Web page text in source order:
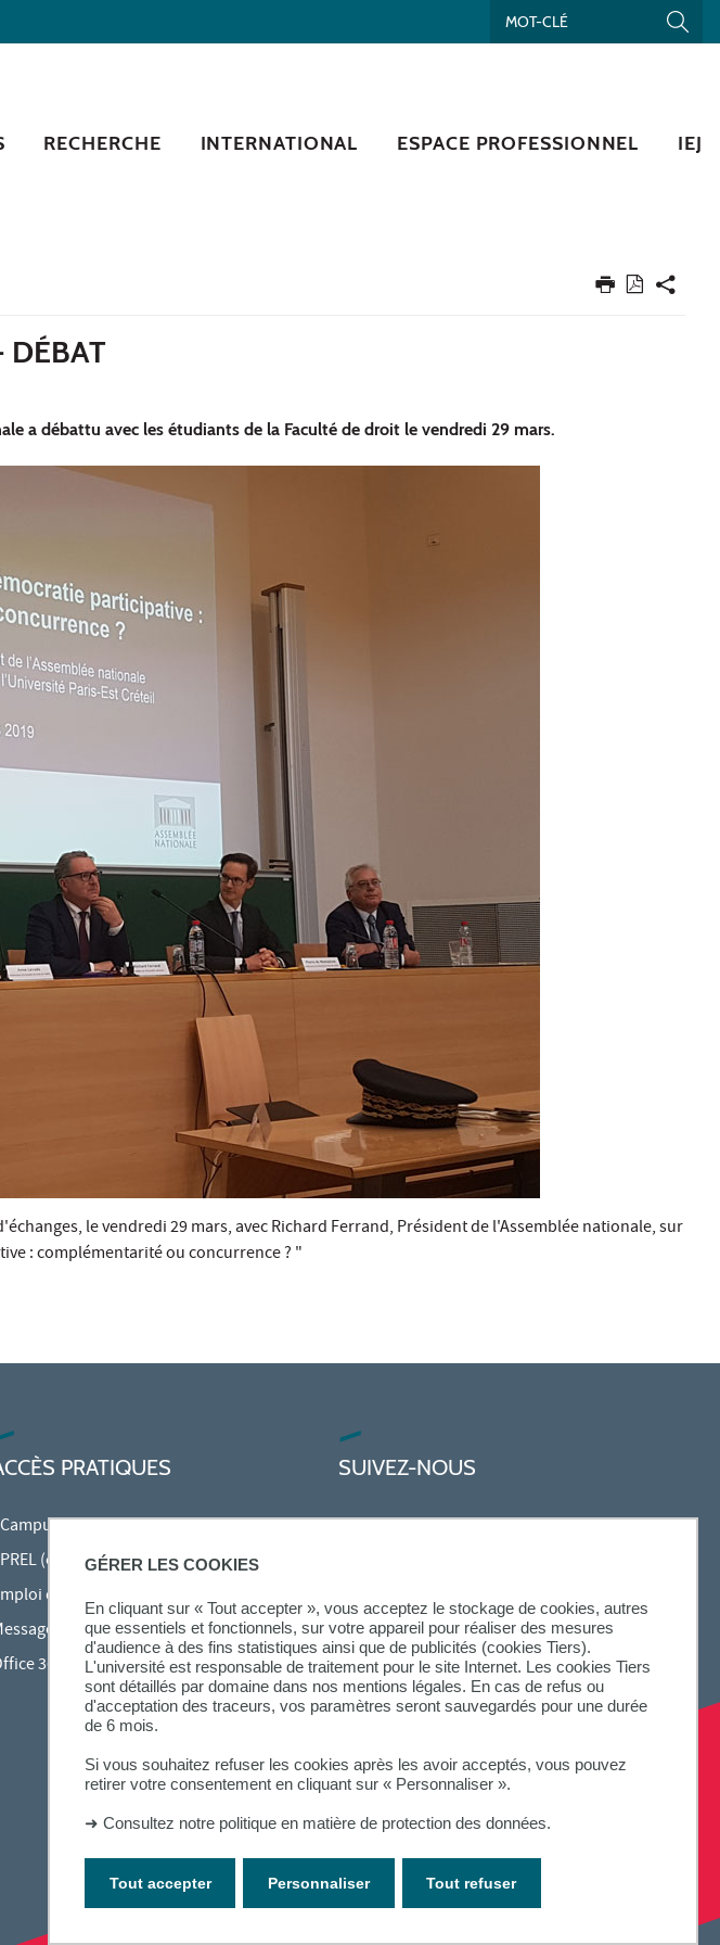
GÉRER LES COOKIES
En cliquant sur « Tout accepter », vous acceptez le stockage de cookies, autres
que essentiels et fonctionnels, sur votre appareil pour réaliser des mesures
d'audience à des fins statistiques ainsi que de publicités (cookies Tiers).
L'université est responsable de traitement pour le site Internet. Les cookies Tiers
sont détaillés par domaine dans nos mentions légales. En cas de refus ou
d'acceptation des traceurs, vos paramètres seront sauvegardés pour une durée
de 6 mois.
Si vous souhaitez refuser les cookies après les avoir acceptés, vous pouvez
retirer votre consentement en cliquant sur « Personnaliser ».
➜ Consultez notre politique en matière de protection des données.
Tout accepter Tout refuser
Personnaliser
RECHERCHE INTERNATIONAL ESPACE PROFESSIONNEL IEJ
DÉBAT
a débattu avec les étudiants de la Faculté de droit le vendredi 29 mars.
le vendredi 29 mars, avec Richard Ferrand, Président de l'Assemblée nationale, sur
: complémentarité ou concurrence ? "
PRATIQUES
(cours en ligne)
du temps en ligne (ADE)
étudiante
365
SUIVEZ-NOUS